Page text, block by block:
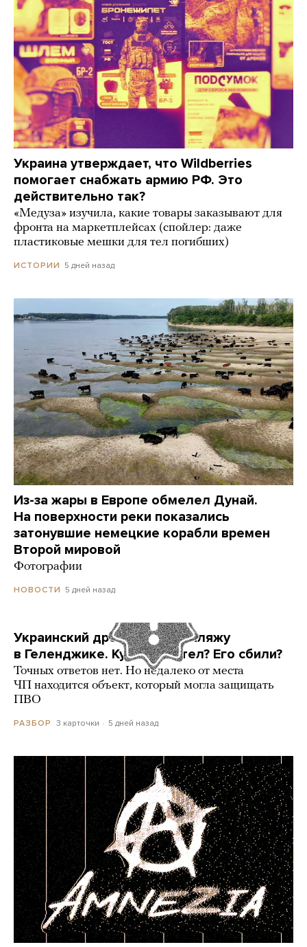
Украина утверждает, что Wildberries
помогает снабжать армию РФ. Это
действительно так?
«Медуза» изучила, какие товары заказывают для
фронта на маркетплейсах (спойлер: даже
пластиковые мешки для тел погибших)
ИСТОРИИ 5 дней назад
Из-за жары в Европе обмелел Дунай.
На поверхности реки показались
затонувшие немецкие корабли времен
Второй мировой
Фотографии
НОВОСТИ 5 дней назад
Украинский дрон попал по пляжу
в Геленджике. Куда он летел? Его сбили?
Точных ответов нет. Но недалеко от места
ЧП находится объект, который могла защищать
ПВО
РАЗБОР 3 карточки 5 дней назад